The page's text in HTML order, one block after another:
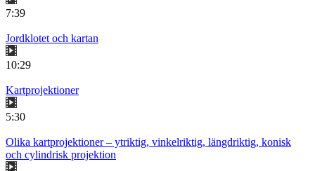
7:39
Jordklotet och kartan
10:29
Kartprojektioner
5:30
Olika kartprojektioner – ytriktig, vinkelriktig, längdriktig, konisk
och cylindrisk projektion